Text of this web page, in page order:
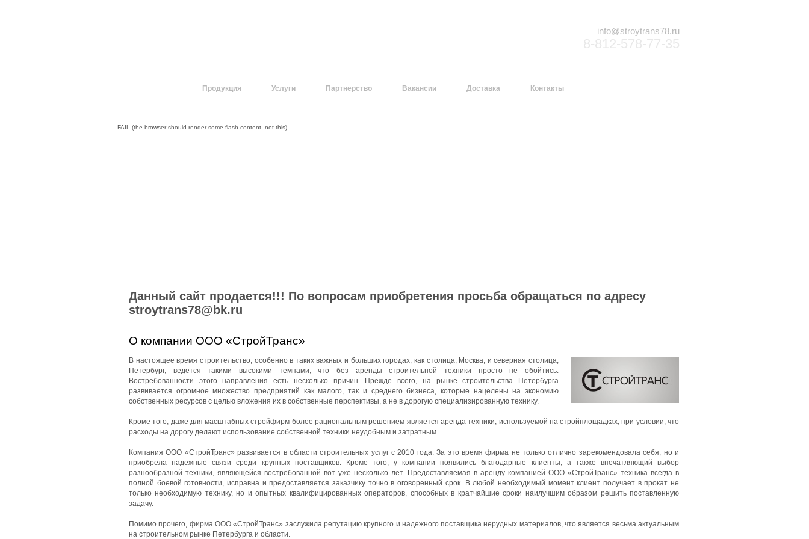
info@stroytrans78.ru
Продукция Услуги Партнерство Вакансии Доставка Контакты
FAIL (the browser should render some flash content, not this).
Данный сайт продается!!! По вопросам приобретения просьба обращаться по адресу
stroytrans78@bk.ru
О компании ООО «СтройТранс»
В настоящее время строительство, особенно в таких важных и больших городах, как столица, Москва, и северная столица,
Петербург, ведется такими высокими темпами, что без аренды строительной техники просто не обойтись.
Востребованности этого направления есть несколько причин. Прежде всего, на рынке строительства Петербурга
развивается огромное множество предприятий как малого, так и среднего бизнеса, которые нацелены на экономию
собственных ресурсов с целью вложения их в собственные перспективы, а не в дорогую специализированную технику.
Кроме того, даже для масштабных стройфирм более рациональным решением является аренда техники, используемой на стройплощадках, при условии, что
расходы на дорогу делают использование собственной техники неудобным и затратным.
Компания ООО «СтройТранс» развивается в области строительных услуг с 2010 года. За это время фирма не только отлично зарекомендовала себя, но и
приобрела надежные связи среди крупных поставщиков. Кроме того, у компании появились благодарные клиенты, а также впечатляющий выбор
разнообразной техники, являющейся востребованной вот уже несколько лет. Предоставляемая в аренду компанией ООО «СтройТранс» техника всегда в
полной боевой готовности, исправна и предоставляется заказчику точно в оговоренный срок. В любой необходимый момент клиент получает в прокат не
только необходимую технику, но и опытных квалифицированных операторов, способных в кратчайшие сроки наилучшим образом решить поставленную
задачу.
Помимо прочего, фирма ООО «СтройТранс» заслужила репутацию крупного и надежного поставщика нерудных материалов, что является весьма актуальным
на строительном рынке Петербурга и области.